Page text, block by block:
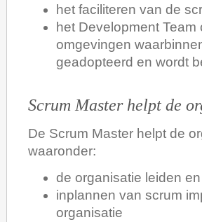
het faciliteren van de
het Development
omgevingen
geadopteerd en wordt
Scrum Master helpt de
De Scrum Master helpt de
waaronder:
de organisatie leiden
inplannen van scrum
organisatie